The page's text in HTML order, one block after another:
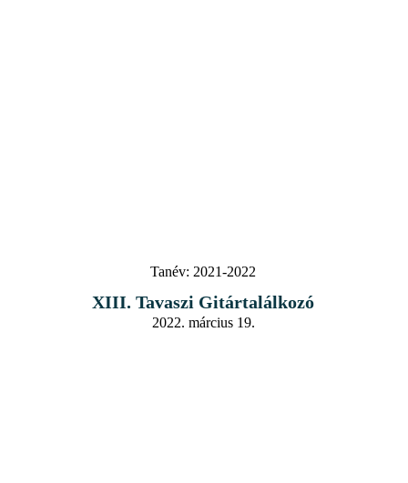
Tanév: 2021-2022
XIII. Tavaszi Gitártalálkozó
2022. március 19.